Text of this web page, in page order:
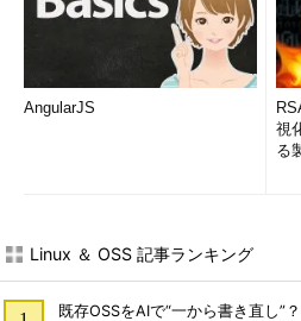
AngularJS
視
る
Linux ＆ OSS 記事ランキング
既存OSSをAIで“一から書き直し